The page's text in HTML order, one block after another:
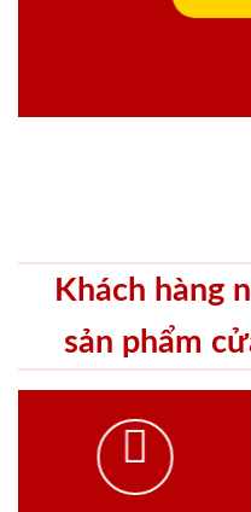
Khách hàng
sản phẩm